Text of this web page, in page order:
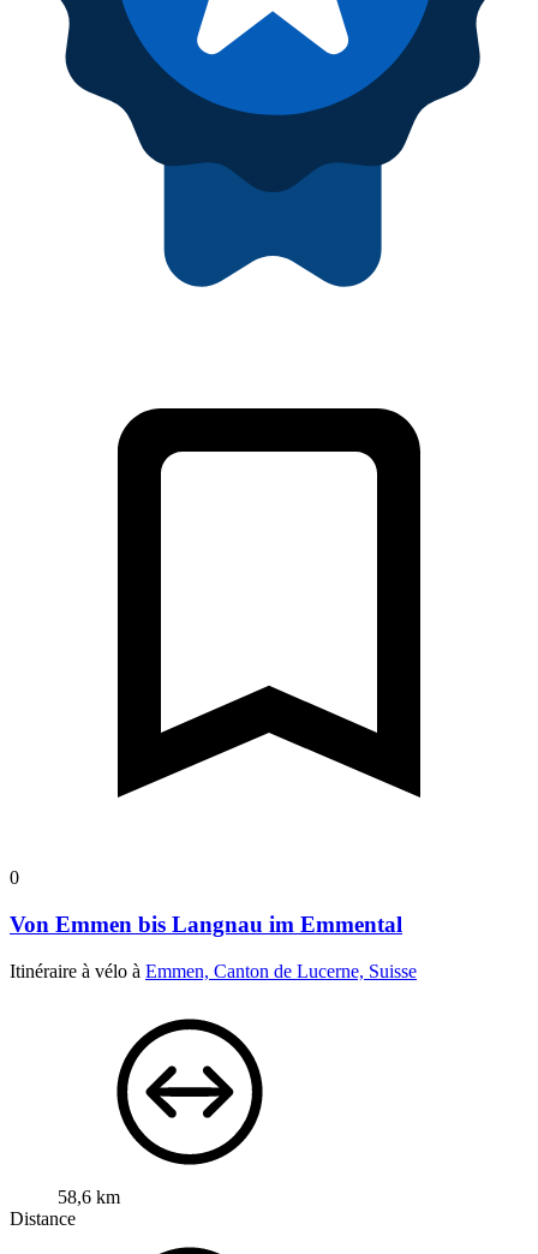
0
Von Emmen bis Langnau im Emmental
Itinéraire à vélo à Emmen, Canton de Lucerne, Suisse
58,6 km
Distance